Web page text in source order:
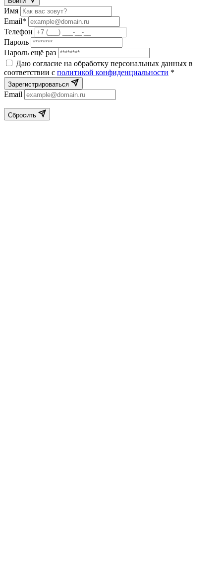
Имя
Email*
Телефон
Пароль
Пароль ещё раз
Даю согласие на обработку персональных данных в
соответствии с политикой конфиденциальности *
Зарегистрироваться
Email
Сбросить